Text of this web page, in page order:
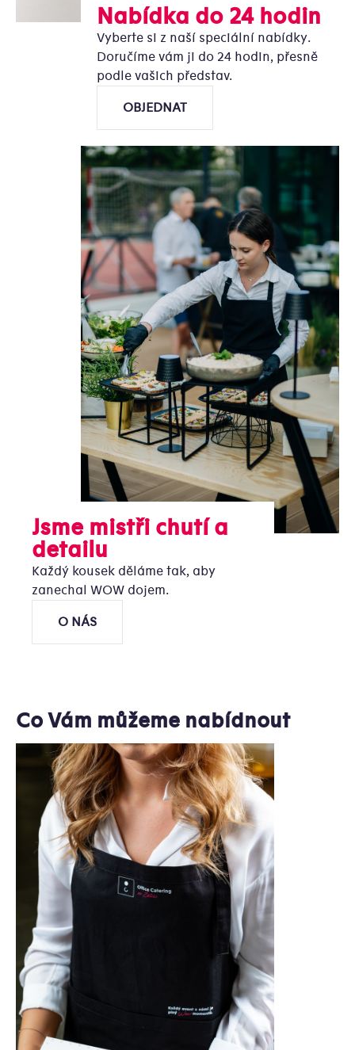
Nabídka do 24 hodin
Vyberte si z naší speciální nabídky.
Doručíme vám ji do 24 hodin, přesně
podle vašich představ.
OBJEDNAT
Jsme mistři chutí a
detailu
Každý kousek děláme tak, aby
zanechal WOW dojem.
O NÁS
Co Vám můžeme nabídnout